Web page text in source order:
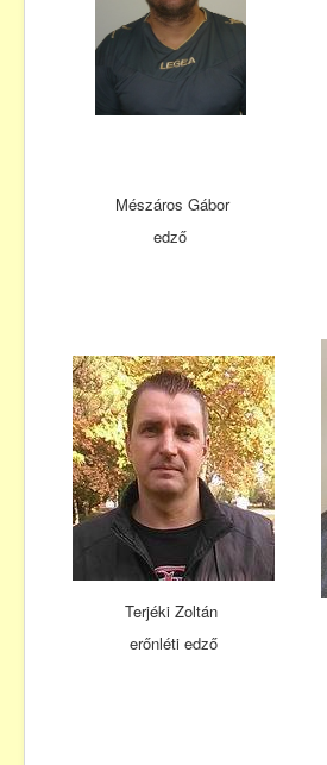
Mészáros Gábor
edző
Terjéki Zoltán
erőnléti edző